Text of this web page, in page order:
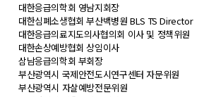
대한응급의학회 영남지회장
대한심폐소생협회 부산백병원 BLS TS Director
대한응급의료지도의사협의회 이사 및 정책위원
대한손상예방협회 상임이사
삼남응급의학회 부회장
부산광역시 국제안전도시연구센터 자문위원
부산광역시 자살예방전문위원